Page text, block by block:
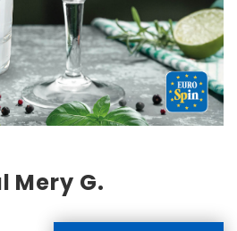
Mery G.